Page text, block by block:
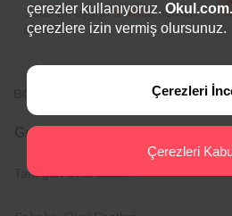
Sana en uygun5 okuluhemen
bulalım.
BÖLGEDE ÖNE ÇIKAN OKULLAR
Genel Bilgiler
Tam gün Okul Saatleri:
çerezler kullanıyoruz.
çerezlere izin vermiş olursunuz.
Çerezleri
Çerezleri